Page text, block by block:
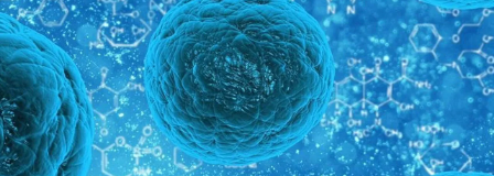
Gündem Özel
Günün görüntüsü
Haber